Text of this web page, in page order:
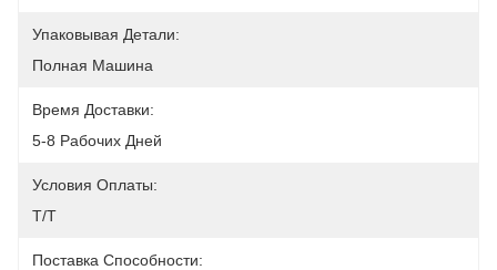
Упаковывая Детали:
Полная Машина
Время Доставки:
5-8 Рабочих Дней
Условия Оплаты:
T/T
Поставка Способности: